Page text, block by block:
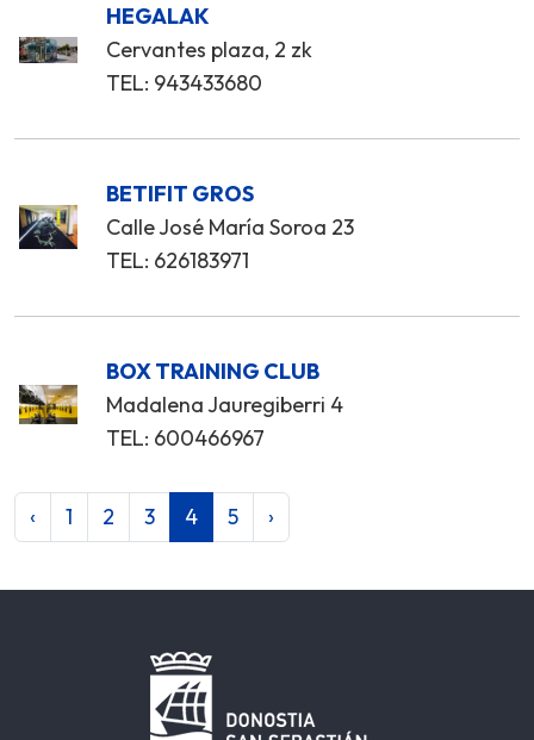
HEGALAK
Cervantes plaza, 2 zk
TEL: 943433680
BETIFIT GROS
Calle José María Soroa 23
TEL: 626183971
BOX TRAINING CLUB
Madalena Jauregiberri 4
TEL: 600466967
‹ 1 2 3 4 5 ›